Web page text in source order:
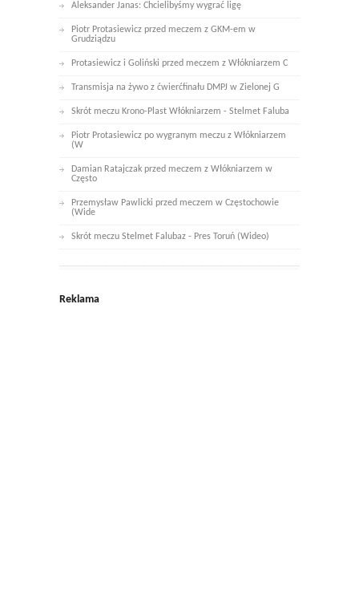
Aleksander Janas: Chcielibyśmy wygrać ligę
Piotr Protasiewicz przed meczem z GKM-em w
Grudziądzu
Protasiewicz i Goliński przed meczem z Włókniarzem C
Transmisja na żywo z ćwierćfinału DMPJ w Zielonej G
Skrót meczu Krono-Plast Włókniarzem - Stelmet Faluba
Piotr Protasiewicz po wygranym meczu z Włókniarzem
(W
Damian Ratajczak przed meczem z Włókniarzem w
Często
Przemysław Pawlicki przed meczem w Częstochowie
(Wide
Skrót meczu Stelmet Falubaz - Pres Toruń (Wideo)
Reklama